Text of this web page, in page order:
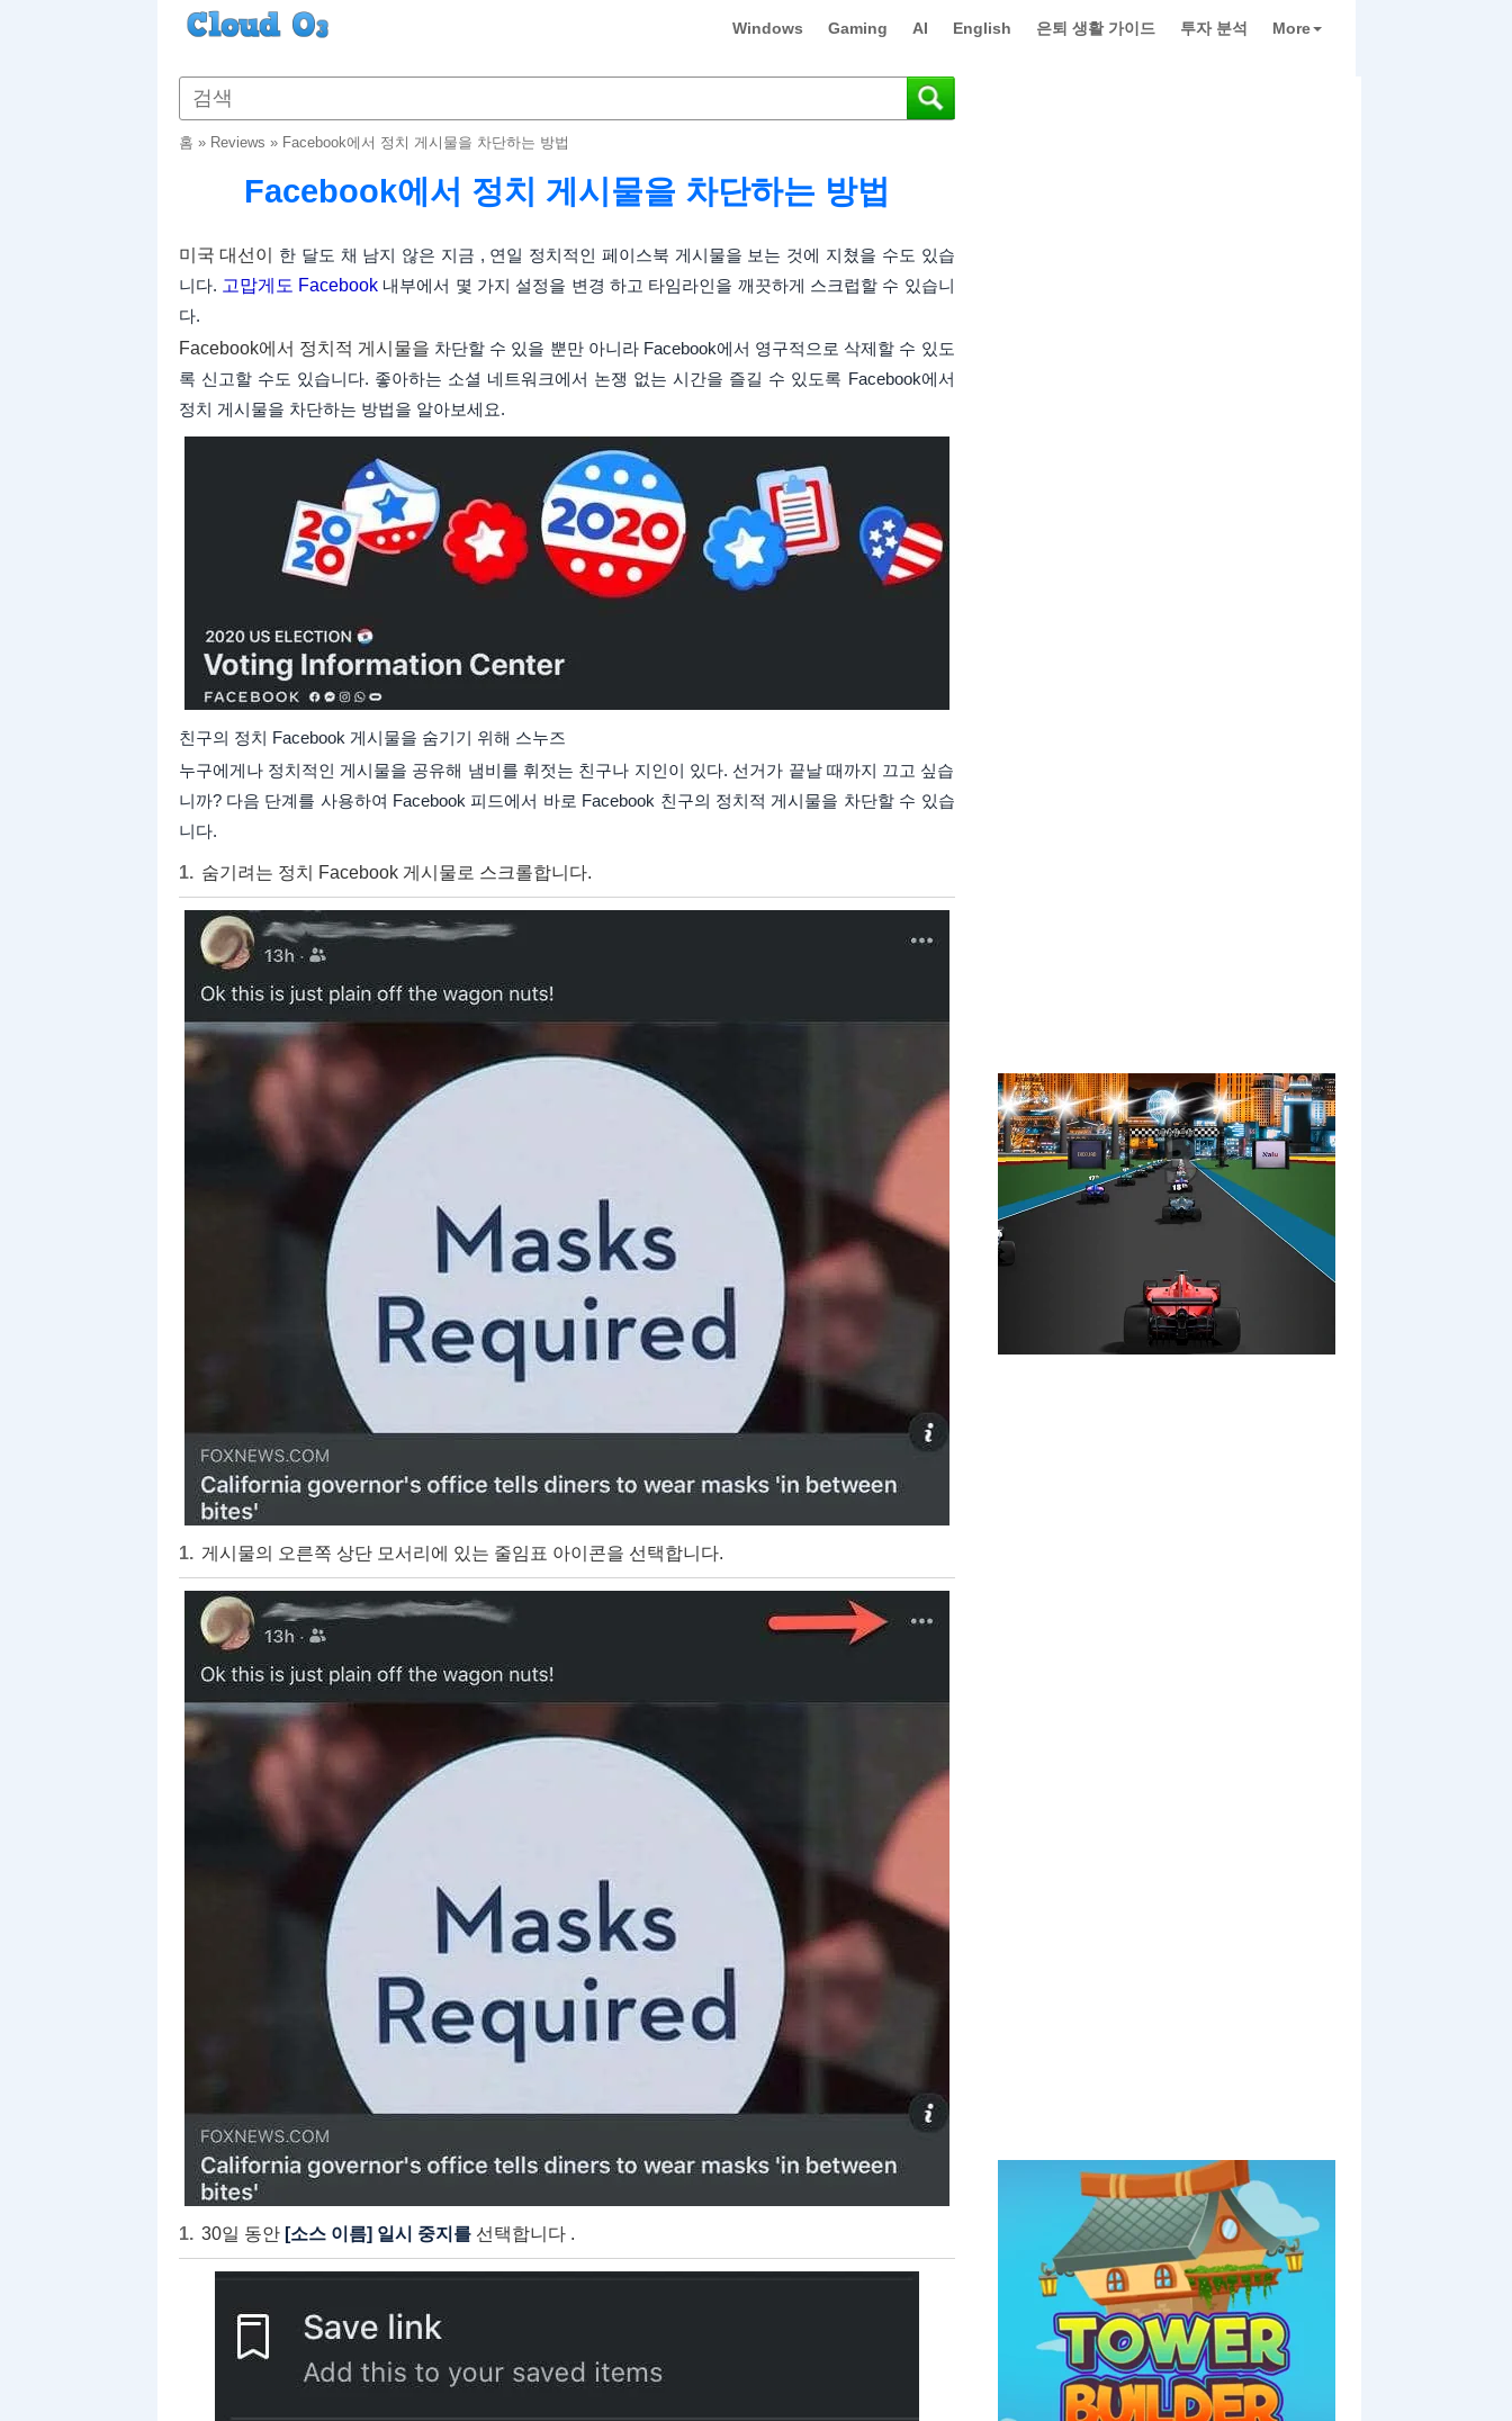
Windows Gaming AI English 은퇴 생활 가이드 투자 분석 More
홈 » Reviews » Facebook에서 정치 게시물을 차단하는 방법
Facebook에서 정치 게시물을 차단하는 방법
미국 대선이
한 달도 채 남지 않은 지금 , 연일 정치적인 페이스북 게시물을 보는 것에 지쳤을 수도 있습
니다. 고맙게도 Facebook 내부에서 몇 가지 설정을 변경 하고 타임라인을 깨끗하게 스크럽할 수 있습니
다.
Facebook에서 정치적 게시물을 차단할 수 있을 뿐만 아니라 Facebook에서 영구적으로 삭제할 수 있도
록 신고할 수도 있습니다. 좋아하는 소셜 네트워크에서 논쟁 없는 시간을 즐길 수 있도록 Facebook에서
정치 게시물을 차단하는 방법을 알아보세요.
친구의 정치 Facebook 게시물을 숨기기 위해 스누즈
누구에게나 정치적인 게시물을 공유해 냄비를 휘젓는 친구나 지인이 있다. 선거가 끝날 때까지 끄고 싶습
니까? 다음 단계를 사용하여 Facebook 피드에서 바로 Facebook 친구의 정치적 게시물을 차단할 수 있습
니다.
숨기려는 정치 Facebook 게시물로 스크롤합니다.
게시물의 오른쪽 상단 모서리에 있는 줄임표 아이콘을 선택합니다.
30일 동안 [소스 이름] 일시 중지를선택합니다 .